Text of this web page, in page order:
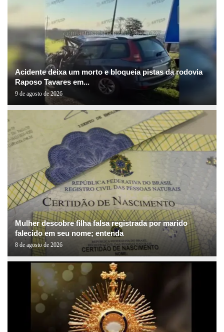
Acidente deixa um morto e bloqueia pistas da rodovia
Raposo Tavares em...
9 de agosto de 2026
Mulher descobre filha falsa registrada por marido
falecido em seu nome; entenda
8 de agosto de 2026